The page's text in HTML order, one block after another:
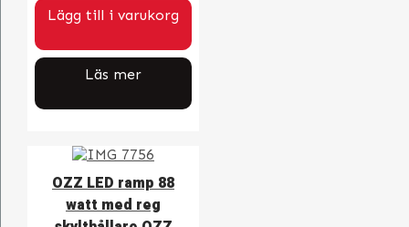
Lägg till i varukorg
Läs mer
OZZ LED ramp 88
watt med reg